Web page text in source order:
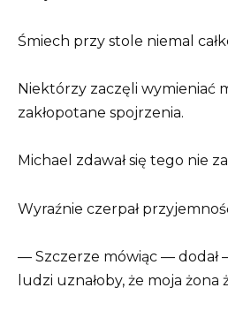
Śmiech przy stole niemal
Niektórzy zaczęli wymieniać
zakłopotane spojrzenia.
Michael zdawał się tego nie
Wyraźnie czerpał
— Szczerze mówiąc — dodał
ludzi uznałoby, że moja